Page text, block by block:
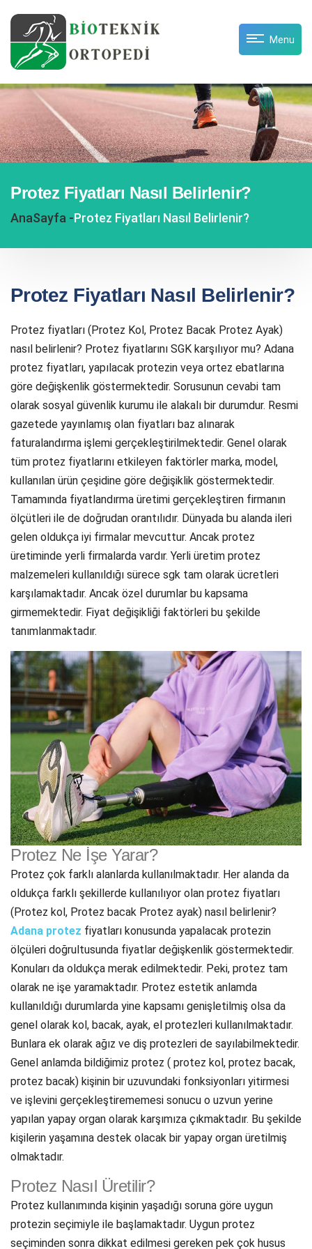
Menu
Protez Fiyatları Nasıl Belirlenir?
AnaSayfa -Protez Fiyatları Nasıl Belirlenir?
Protez Fiyatları Nasıl Belirlenir?
Protez fiyatları (Protez Kol, Protez Bacak Protez Ayak)
nasıl belirlenir? Protez fiyatlarını SGK karşılıyor mu? Adana
protez fiyatları, yapılacak protezin veya ortez ebatlarına
göre değişkenlik göstermektedir. Sorusunun cevabi tam
olarak sosyal güvenlik kurumu ile alakalı bir durumdur. Resmi
gazetede yayınlamış olan fiyatları baz alınarak
faturalandırma işlemi gerçekleştirilmektedir. Genel olarak
tüm protez fiyatlarını etkileyen faktörler marka, model,
kullanılan ürün çeşidine göre değişiklik göstermektedir.
Tamamında fiyatlandırma üretimi gerçekleştiren firmanın
ölçütleri ile de doğrudan orantılıdır. Dünyada bu alanda ileri
gelen oldukça iyi firmalar mevcuttur. Ancak protez
üretiminde yerli firmalarda vardır. Yerli üretim protez
malzemeleri kullanıldığı sürece sgk tam olarak ücretleri
karşılamaktadır. Ancak özel durumlar bu kapsama
girmemektedir. Fiyat değişikliği faktörleri bu şekilde
tanımlanmaktadır.
Protez Ne İşe Yarar?
Protez çok farklı alanlarda kullanılmaktadır. Her alanda da
oldukça farklı şekillerde kullanılıyor olan protez fiyatları
(Protez kol, Protez bacak Protez ayak) nasıl belirlenir?
Adana protez fiyatları konusunda yapalacak protezin
ölçüleri doğrultusunda fiyatlar değişkenlik göstermektedir.
Konuları da oldukça merak edilmektedir. Peki, protez tam
olarak ne işe yaramaktadır. Protez estetik anlamda
kullanıldığı durumlarda yine kapsamı genişletilmiş olsa da
genel olarak kol, bacak, ayak, el protezleri kullanılmaktadır.
Bunlara ek olarak ağız ve diş protezleri de sayılabilmektedir.
Genel anlamda bildiğimiz protez ( protez kol, protez bacak,
protez bacak) kişinin bir uzuvundaki fonksiyonları yitirmesi
ve işlevini gerçekleştirememesi sonucu o uzvun yerine
yapılan yapay organ olarak karşımıza çıkmaktadır. Bu şekilde
kişilerin yaşamına destek olacak bir yapay organ üretilmiş
olmaktadır.
Protez Nasıl Üretilir?
Protez kullanımında kişinin yaşadığı soruna göre uygun
protezin seçimiyle ile başlamaktadır. Uygun protez
seçiminden sonra dikkat edilmesi gereken pek çok husus